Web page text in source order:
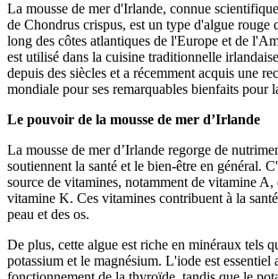
La mousse de mer d'Irlande, connue
de Chondrus crispus, est un type d'algue rouge
long des côtes atlantiques de l'Europe et de
est utilisé dans la cuisine traditionnelle
depuis des siècles et a récemment acquis une
mondiale pour ses remarquables bienfaits pour
Le pouvoir de la mousse de mer d’Irlande
La mousse de mer d’Irlande regorge de
soutiennent la santé et le bien-être en général.
source de vitamines, notamment de vitamine
vitamine K. Ces vitamines contribuent à la
peau et des os.
De plus, cette algue est riche en minéraux tels
potassium et le magnésium. L'iode est essentiel